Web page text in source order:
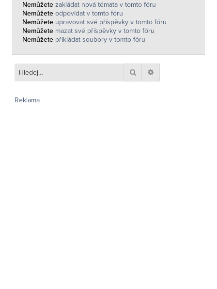
Nemůžete zakládat nová témata v tomto fóru
Nemůžete odpovídat v tomto fóru
Nemůžete upravovat své příspěvky v tomto fóru
Nemůžete mazat své příspěvky v tomto fóru
Nemůžete přikládat soubory v tomto fóru
Hledat
Reklama